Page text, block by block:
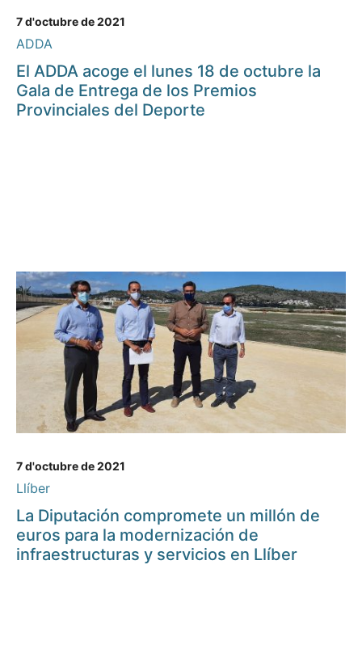
7 d'octubre de 2021
ADDA
El ADDA acoge el lunes 18 de octubre la
Gala de Entrega de los Premios
Provinciales del Deporte
7 d'octubre de 2021
Llíber
La Diputación compromete un millón de
euros para la modernización de
infraestructuras y servicios en Llíber